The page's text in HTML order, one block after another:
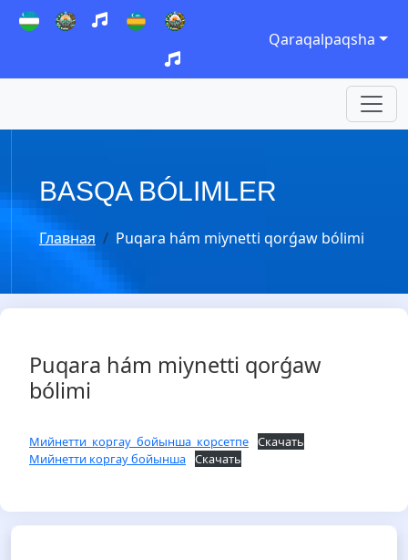
Qaraqalpaqsha
BASQA BÓLIMLER
Главная Puqara hám miynetti qorǵaw bólimi
Puqara hám miynetti qorǵaw
bólimi
Мийнетти_коргау_бойынша_корсетпе Скачать
Мийнетти коргау бойынша Скачать